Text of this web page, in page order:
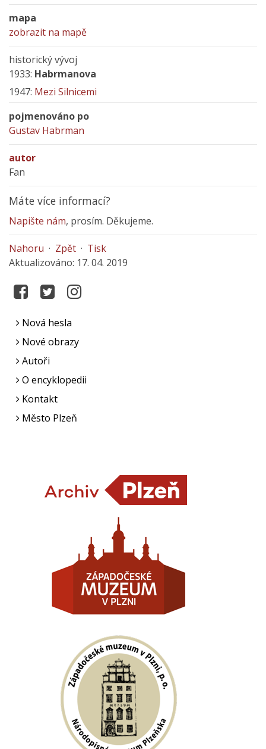
mapa
zobrazit na mapě
historický vývoj
1933: Habrmanova
1947: Mezi Silnicemi
pojmenováno po
Gustav Habrman
autor
Fan
Máte více informací?
Napište nám, prosím. Děkujeme.
Nahoru · Zpět · Tisk
Aktualizováno: 17. 04. 2019
Nová hesla
Nové obrazy
Autoři
O encyklopedii
Kontakt
Město Plzeň